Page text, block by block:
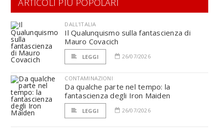
ARTICOLI PIÙ POPOLARI
DALL'ITALIA
Il Qualunquismo sulla fantascienza di
Mauro Covacich
LEGGI 26/07/2026
CONTAMINAZIONI
Da qualche parte nel tempo: la
fantascienza degli Iron Maiden
LEGGI 26/07/2026